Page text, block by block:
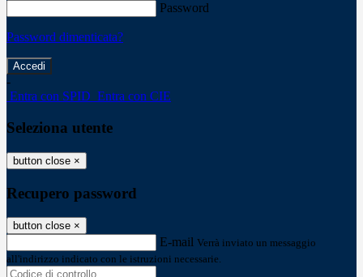
Password
Password dimenticata?
-
Entra con SPID Entra con CIE
Seleziona utente
button close ×
Recupero password
button close ×
E-mail Verrà inviato un messaggio
all'indirizzo indicato con le istruzioni necessarie.